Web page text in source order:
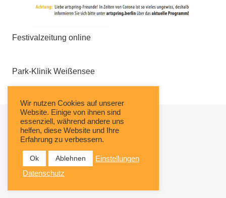
Festivalzeitung online
Park-Klinik Weißensee
Wir nutzen Cookies auf unserer
Website. Einige von ihnen sind
essenziell, während andere uns
helfen, diese Website und Ihre
Erfahrung zu verbessern.
Ok Ablehnen
Einstellungen
Datenschutz